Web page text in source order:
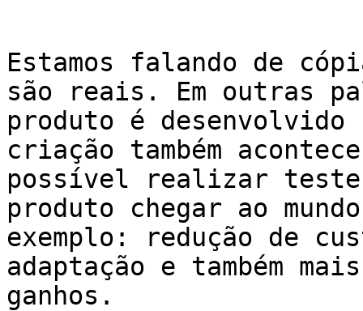
Estamos falando de
são reais. Em outras
produto é
criação também
possível realizar
produto chegar ao
exemplo: redução de
adaptação e também
ganhos.